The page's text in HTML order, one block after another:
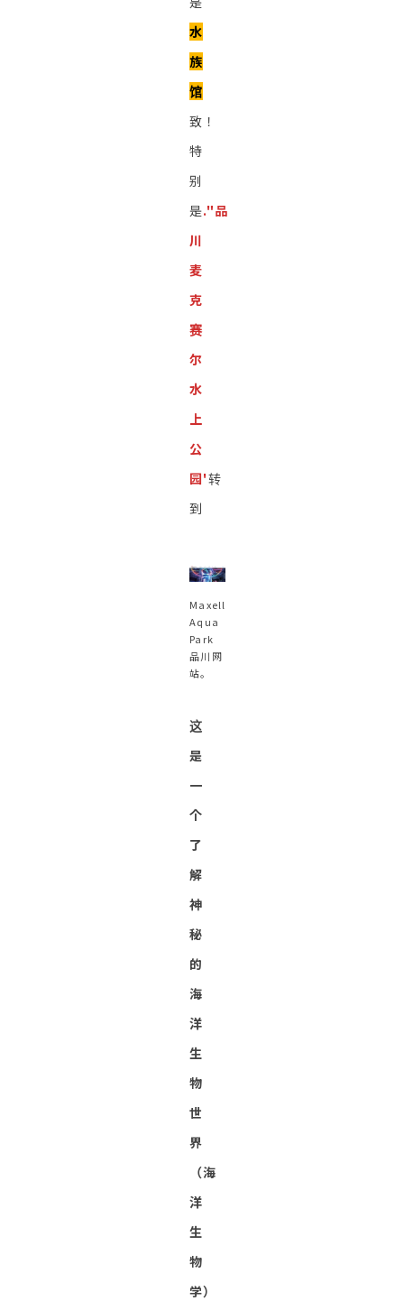
水
族
馆
致！
特
别
是."品
川
麦
克
赛
尔
水
上
公
园'转
到
Maxell
Aqua
Park
品川网
站。
这
是
一
个
了
解
神
秘
的
海
洋
生
物
世
界
（海
洋
生
物
学）